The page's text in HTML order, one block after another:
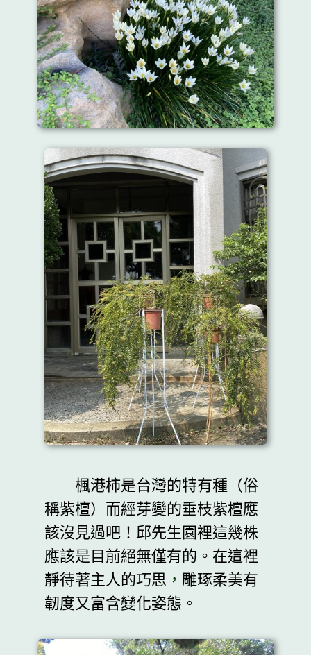
楓港柿是台灣的特有種（俗
稱紫檀）而經芽變的垂枝紫檀應
該沒見過吧！邱先生園裡這幾株
應該是目前絕無僅有的。在這裡
靜待著主人的巧思 ， 雕琢柔美有
韌度又富含變化姿態。